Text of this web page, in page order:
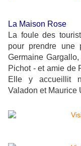
La Maison Rose
La foule des
pour prendre une
Germaine
Pichot - et amie de
Elle y accueillit
Valadon et Maurice